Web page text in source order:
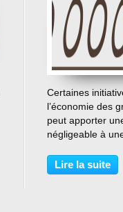
Certaines
l’économie des
peut apporter
négligeable à
prends pour
100 000
Lire la suite